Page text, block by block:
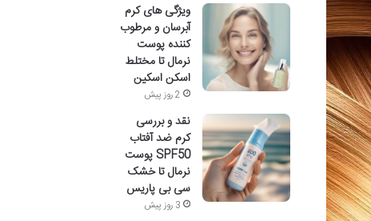
ویژگی های کرم
آبرسان و مرطوب
کننده پوست
نرمال تا مختلط
اسکن اسکین
2 روز پیش
نقد و بررسی
کرم ضد آفتاب
SPF50 پوست
نرمال تا خشک
سی بی پاریس
3 روز پیش